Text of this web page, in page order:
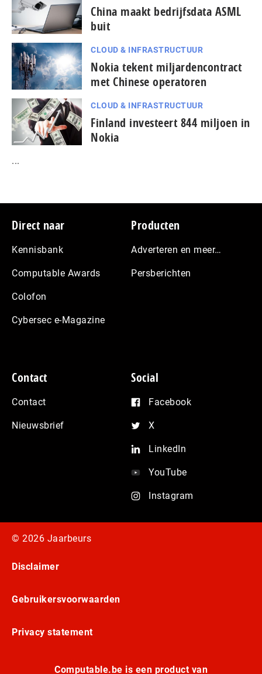
China maakt bedrijfsdata ASML
buit
CLOUD & INFRASTRUCTUUR
Nokia tekent miljardencontract
met Chinese operatoren
CLOUD & INFRASTRUCTUUR
Finland investeert 844 miljoen in
Nokia
...
Footer
Direct naar
Kennisbank
Computable Awards
Colofon
Cybersec e-Magazine
Producten
Adverteren en meer…
Persberichten
Contact
Contact
Nieuwsbrief
Social
Facebook
X
LinkedIn
YouTube
Instagram
© 2026 Jaarbeurs
Disclaimer
Gebruikersvoorwaarden
Privacy statement
Computable.be is een product van